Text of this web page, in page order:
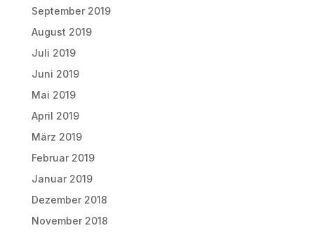
September 2019
August 2019
Juli 2019
Juni 2019
Mai 2019
April 2019
März 2019
Februar 2019
Januar 2019
Dezember 2018
November 2018